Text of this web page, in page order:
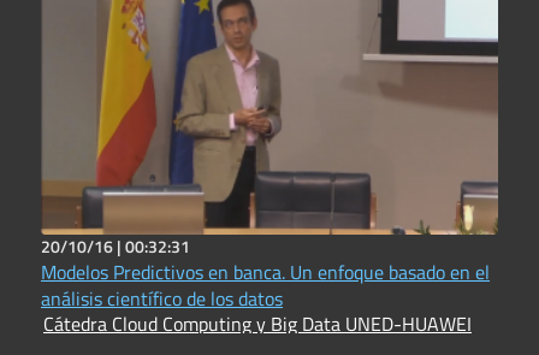
20/10/16 |00:32:31
Modelos Predictivos en banca. Un enfoque basado en el
análisis científico de los datos
Cátedra Cloud Computing y Big Data UNED-HUAWEI